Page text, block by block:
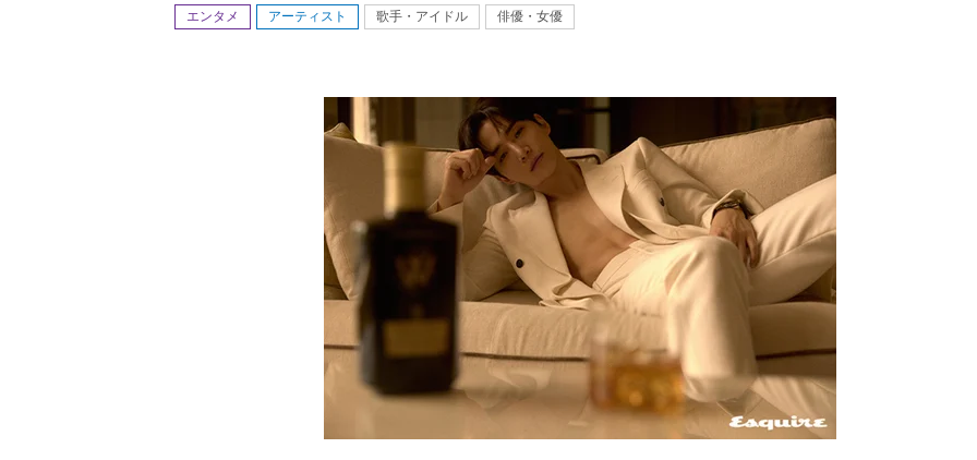
エンタメ アーティスト 歌手・アイドル 俳優・女優